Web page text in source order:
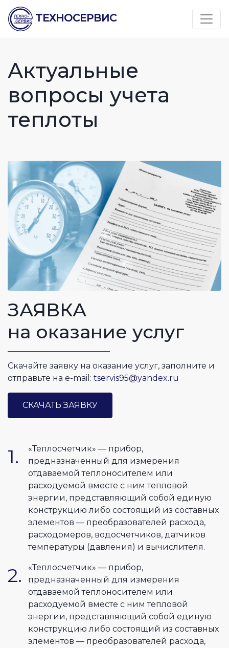
ТЕХНОСЕРВИС
Актуальные
вопросы учета
теплоты
ЗАЯВКА
на оказание услуг
Скачайте заявку на оказание услуг, заполните и
отправьте на e-mail: tservis95@yandex.ru
СКАЧАТЬ ЗАЯВКУ
«Теплосчетчик» — прибор,
предназначенный для измерения
отдаваемой теплоносителем или
расходуемой вместе с ним тепловой
энергии, представляющий собой единую
конструкцию либо состоящий из составных
элементов — преобразователей расхода,
расходомеров, водосчетчиков, датчиков
температуры (давления) и вычислителя.
«Теплосчетчик» — прибор,
предназначенный для измерения
отдаваемой теплоносителем или
расходуемой вместе с ним тепловой
энергии, представляющий собой единую
конструкцию либо состоящий из составных
элементов — преобразователей расхода,